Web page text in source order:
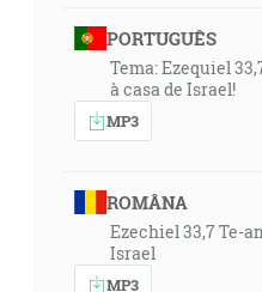
PORTUGUÊS
Tema: Ezequiel
à casa de Israel!
MP3
ROMÂNA
Ezechiel 33,7 Te-
Israel
MP3